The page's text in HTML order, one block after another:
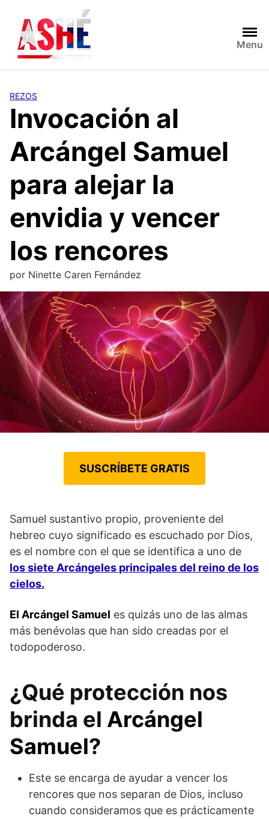
contenido
Menu
REZOS
Invocación al
Arcángel Samuel
para alejar la
envidia y vencer
los rencores
por Ninette Caren Fernández
SUSCRÍBETE GRATIS
Samuel sustantivo propio, proveniente del
hebreo cuyo significado es escuchado por Dios,
es el nombre con el que se identifica a uno de
los siete Arcángeles principales del reino de los
cielos.
El Arcángel Samuel es quizás uno de las almas
más benévolas que han sido creadas por el
todopoderoso.
¿Qué protección nos
brinda el Arcángel
Samuel?
Este se encarga de ayudar a vencer los
rencores que nos separan de Dios, incluso
cuando consideramos que es prácticamente